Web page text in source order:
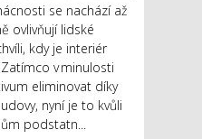
se nachází až
ovlivňují lidské
kdy je interiér
v minulosti
eliminovat díky
nyní je to kvůli
podstatn...